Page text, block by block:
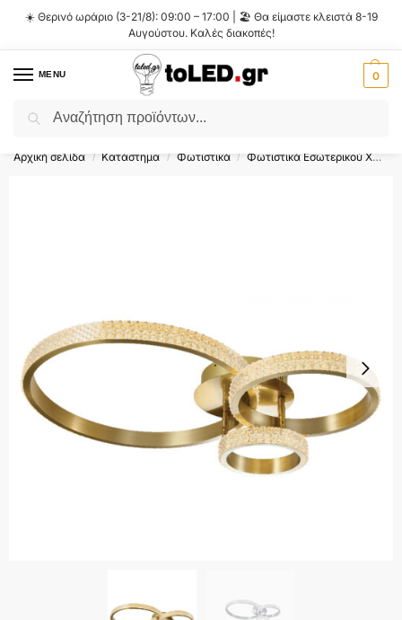
☀️ Θερινό ωράριο (3-21/8): 09:00 – 17:00 | 🏖️ Θα είμαστε κλειστά 8-19
Αυγούστου. Καλές διακοπές!
MENU 0
Flash Sale ⚡ 10% Έκπτωση με τον κωδικό
Αρχική σελίδα / Κατάστημα / Φωτιστικά / Φωτιστικά Εσωτερικού Χώρου